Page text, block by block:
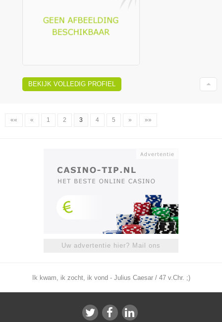
BEKIJK VOLLEDIG PROFIEL
«« « 1 2 3 4 5 » »»
Uw advertentie hier? Mail ons
Ik kwam, ik zocht, ik vond - Julius Caesar / 47 v.Chr. ;)